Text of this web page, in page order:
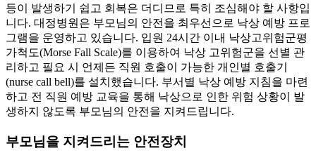
등이 발생하기 쉽고 회복은 더디므로 특히 조심해야 할 사항입
니다. 대정병원은 부모님의 안전을 최우선으로 낙상 예방 프로
그램을 운영하고 있습니다. 입원 24시간 이내 낙상고위험군평
가척도(Morse Fall Scale)를 이용하여 낙상 고위험군을 선별 관
리하고 필요 시 언제든 직원 호출이 가능한 개인별 호출기
(nurse call bell)를 설치했습니다. 부서별 낙상 예방 지침을 마련
하고 전 직원 예방 교육을 통해 낙상으로 인한 위험 상황이 발
생하지 않도록 부모님의 안전을 지켜드립니다.
부모님을 지켜드리는 안전장치